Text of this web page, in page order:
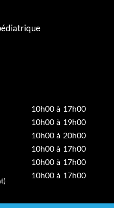
10h00 à 17h00
10h00 à 19h00
10h00 à 20h00
10h00 à 17h00
10h00 à 17h00
10h00 à 17h00